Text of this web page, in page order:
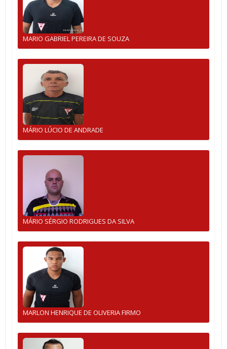
MARIO GABRIEL PEREIRA DE SOUZA
MÁRIO LÚCIO DE ANDRADE
MÁRIO SÉRGIO RODRIGUES DA SILVA
MARLON HENRIQUE DE OLIVERIA FIRMO